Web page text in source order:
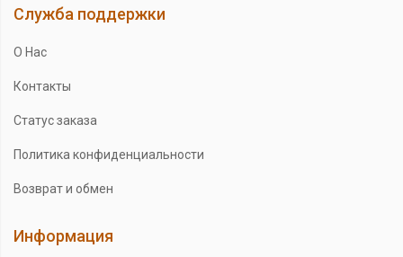
Служба поддержки
О Нас
Контакты
Статус заказа
Политика конфиденциальности
Возврат и обмен
Информация